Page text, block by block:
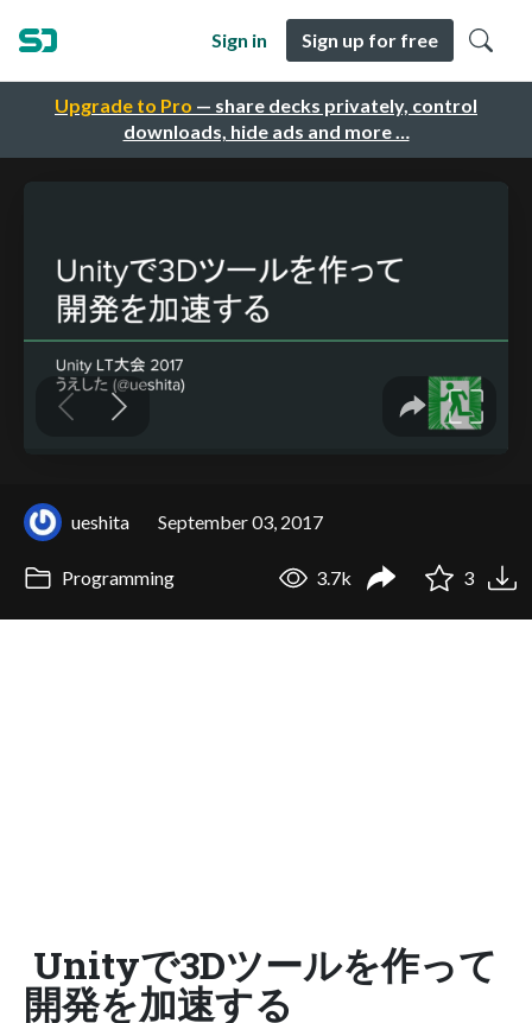
Upgrade to Pro — share decks privately, control
downloads, hide ads and more …
Sign in Sign up for free
ueshita September 03, 2017
Programming 3.7k 3
Unityで3Dツールを作って
開発を加速する